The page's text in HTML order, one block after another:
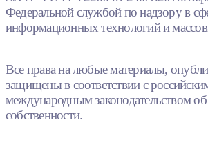
Федеральной службой по надзору в
информационных технологий и
Все права на любые материалы,
защищены в соответствии с
международным законодательством об
собственности.